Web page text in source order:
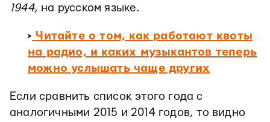
1944, на русском языке.
> Читайте о том, как работают квоты
на радио, и каких музыкантов теперь
можно услышать чаще других
Если сравнить список этого года с
аналогичными 2015 и 2014 годов, то видно